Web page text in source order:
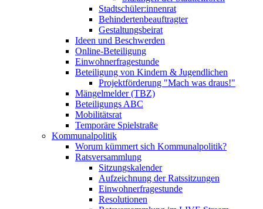
Stadtschüler:innenrat
Behindertenbeauftragter
Gestaltungsbeirat
Ideen und Beschwerden
Online-Beteiligung
Einwohnerfragestunde
Beteiligung von Kindern & Jugendlichen
Projektförderung "Mach was draus!"
Mängelmelder (TBZ)
Beteiligungs ABC
Mobilitätsrat
Temporäre Spielstraße
Kommunalpolitik
Worum kümmert sich Kommunalpolitik?
Ratsversammlung
Sitzungskalender
Aufzeichnung der Ratssitzungen
Einwohnerfragestunde
Resolutionen